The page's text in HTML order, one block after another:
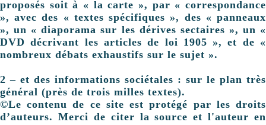
proposés soit à « la carte », par « correspondance
», avec des « textes spécifiques », des « panneaux
», un « diaporama sur les dérives sectaires », un «
DVD décrivant les articles de loi 1905 », et de «
nombreux débats exhaustifs sur le sujet ».
2 – et des informations sociétales : sur le plan très
général (près de trois milles textes).
©Le contenu de ce site est protégé par les droits
d’auteurs. Merci de citer la source et l'auteur en